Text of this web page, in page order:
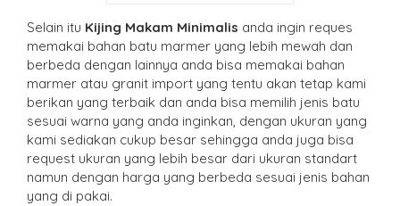
Selain itu Kijing Makam Minimalis anda ingin reques
memakai bahan batu marmer yang lebih mewah dan
berbeda dengan lainnya anda bisa memakai bahan
marmer atau granit import yang tentu akan tetap kami
berikan yang terbaik dan anda bisa memilih jenis batu
sesuai warna yang anda inginkan, dengan ukuran yang
kami sediakan cukup besar sehingga anda juga bisa
request ukuran yang lebih besar dari ukuran standart
namun dengan harga yang berbeda sesuai jenis bahan
yang di pakai.